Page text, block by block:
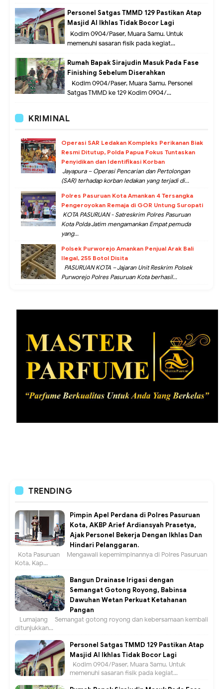
Personel Satgas TMMD 129 Pastikan Atap
Masjid Al Ikhlas Tidak Bocor Lagi
Kodim 0904/Paser, Muara Samu. Untuk
memenuhi sasaran fisik pada kegiat...
Rumah Bapak Sirajudin Masuk Pada Fase
Finishing Sebelum Diserahkan
Kodim 0904/Paser, Muara Samu. Personel
Satgas TMMD ke 129 Kodim 0904/...
KRIMINAL
Operasi SAR Ledakan Kompleks Perikanan Biak
Resmi Ditutup, Polda Papua Fokus Tuntaskan
Penyidikan dan Identifikasi Korban
Jayapura – Operasi Pencarian dan Pertolongan
(SAR) terhadap korban ledakan yang terjadi di...
Polres Pasuruan Kota Amankan 4 Tersangka
Pengeroyokan Remaja di GOR Untung Suropati
KOTA PASURUAN - Satreskrim Polres Pasuruan
Kota Polda Jatim mengamankan Empat pemuda
yang...
Polsek Purworejo Amankan Penjual Arak Bali
Ilegal, 255 Botol Disita
PASURUAN KOTA – Jajaran Unit Reskrim Polsek
Purworejo Polres Pasuruan Kota berhasil...
TRENDING
Pimpin Apel Perdana di Polres Pasuruan
Kota, AKBP Arief Ardiansyah Prasetya,
Ajak Personel Bekerja Dengan Ikhlas Dan
Hindari Pelanggaran.
Kota Pasuruan – Mengawali kepemimpinannya di Polres Pasuruan
Kota, Kap...
Bangun Drainase Irigasi dengan
Semangat Gotong Royong, Babinsa
Dawuhan Wetan Perkuat Ketahanan
Pangan
Lumajang – Semangat gotong royong dan kebersamaan kembali
ditunjukkan...
Personel Satgas TMMD 129 Pastikan Atap
Masjid Al Ikhlas Tidak Bocor Lagi
Kodim 0904/Paser, Muara Samu. Untuk
memenuhi sasaran fisik pada kegiat...